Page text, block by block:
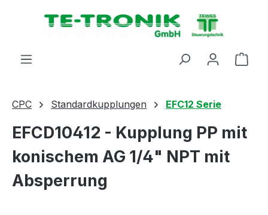
springen
CPC Standardkupplungen EFC12 Serie
EFCD10412 - Kupplung PP mit
konischem AG 1/4" NPT mit
Absperrung